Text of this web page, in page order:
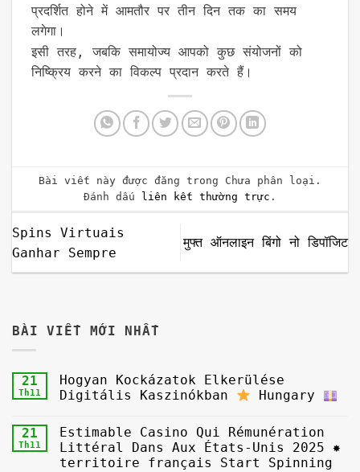
प्रदर्शित होने में आमतौर पर तीन दिन तक का समय
लगेगा।
इसी तरह, जबकि समायोज्य आपको कुछ संयोजनों को
निष्क्रिय करने का विकल्प प्रदान करते हैं।
Bài viết này được đăng trong Chưa phân loại.
Đánh dấu liên kết thường trực .
Spins Virtuais
Ganhar Sempre
मुफ्त ऑनलाइन बिंगो नो डिपॉजिट
BÀI VIẾT MỚI NHẤT
21
Th11
Hogyan Kockázatok Elkerülése
Digitális Kaszinókban
Hungary
21
Th11
Estimable Casino Qui Rémunération
Littéral Dans Aux États-Unis 2025 ✸
territoire français Start Spinning